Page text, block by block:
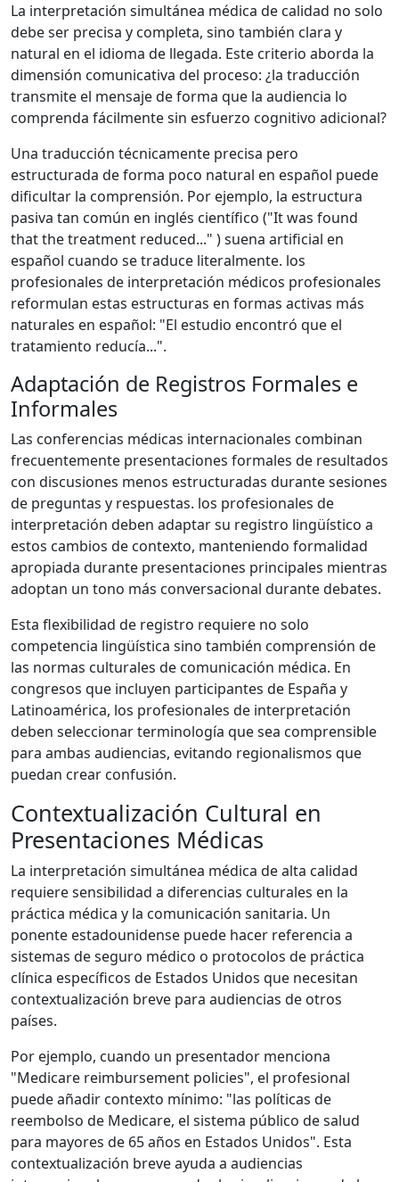
La interpretación simultánea médica de calidad no solo
debe ser precisa y completa, sino también clara y
natural en el idioma de llegada. Este criterio aborda la
dimensión comunicativa del proceso: ¿la traducción
transmite el mensaje de forma que la audiencia lo
comprenda fácilmente sin esfuerzo cognitivo adicional?
Una traducción técnicamente precisa pero
estructurada de forma poco natural en español puede
dificultar la comprensión. Por ejemplo, la estructura
pasiva tan común en inglés científico ("It was found
that the treatment reduced..." ) suena artificial en
español cuando se traduce literalmente. los
profesionales de interpretación médicos profesionales
reformulan estas estructuras en formas activas más
naturales en español: "El estudio encontró que el
tratamiento reducía...".
Adaptación de Registros Formales e
Informales
Las conferencias médicas internacionales combinan
frecuentemente presentaciones formales de resultados
con discusiones menos estructuradas durante sesiones
de preguntas y respuestas. los profesionales de
interpretación deben adaptar su registro lingüístico a
estos cambios de contexto, manteniendo formalidad
apropiada durante presentaciones principales mientras
adoptan un tono más conversacional durante debates.
Esta flexibilidad de registro requiere no solo
competencia lingüística sino también comprensión de
las normas culturales de comunicación médica. En
congresos que incluyen participantes de España y
Latinoamérica, los profesionales de interpretación
deben seleccionar terminología que sea comprensible
para ambas audiencias, evitando regionalismos que
puedan crear confusión.
Contextualización Cultural en
Presentaciones Médicas
La interpretación simultánea médica de alta calidad
requiere sensibilidad a diferencias culturales en la
práctica médica y la comunicación sanitaria. Un
ponente estadounidense puede hacer referencia a
sistemas de seguro médico o protocolos de práctica
clínica específicos de Estados Unidos que necesitan
contextualización breve para audiencias de otros
países.
Por ejemplo, cuando un presentador menciona
"Medicare reimbursement policies", el profesional
puede añadir contexto mínimo: "las políticas de
reembolso de Medicare, el sistema público de salud
para mayores de 65 años en Estados Unidos". Esta
contextualización breve ayuda a audiencias